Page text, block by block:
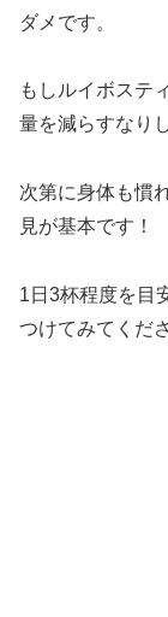
ダメです。
もしルイボステ
量を減らすなり
次第に身体も慣
見が基本です！
1日3杯程度を目
つけてみてくだ